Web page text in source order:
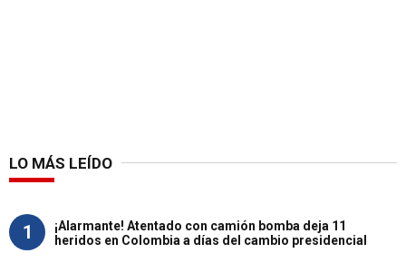
LO MÁS LEÍDO
1
¡Alarmante! Atentado con camión bomba deja 11
heridos en Colombia a días del cambio presidencial